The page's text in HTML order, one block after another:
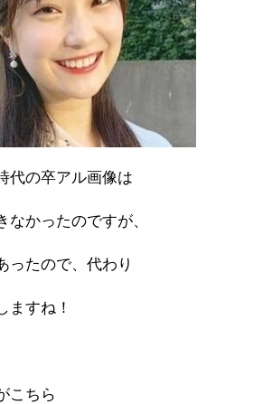
代の卒アル画像は
なかったのですが、
ったので、代わり
ますね！
こちら